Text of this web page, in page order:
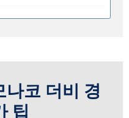
나코 더비 경
팁